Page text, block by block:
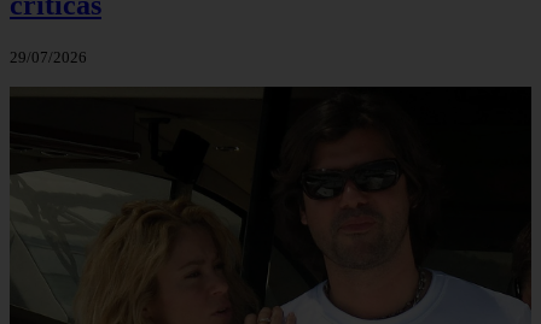
29/07/2026